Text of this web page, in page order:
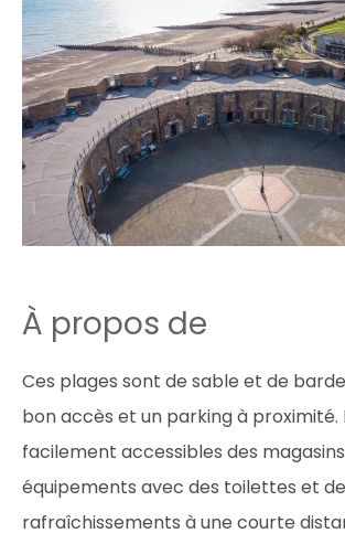
À propos de
Ces plages sont de sable et de
bon accès et un parking à proximité.
facilement accessibles des
équipements avec des toilettes et
rafraîchissements à une courte